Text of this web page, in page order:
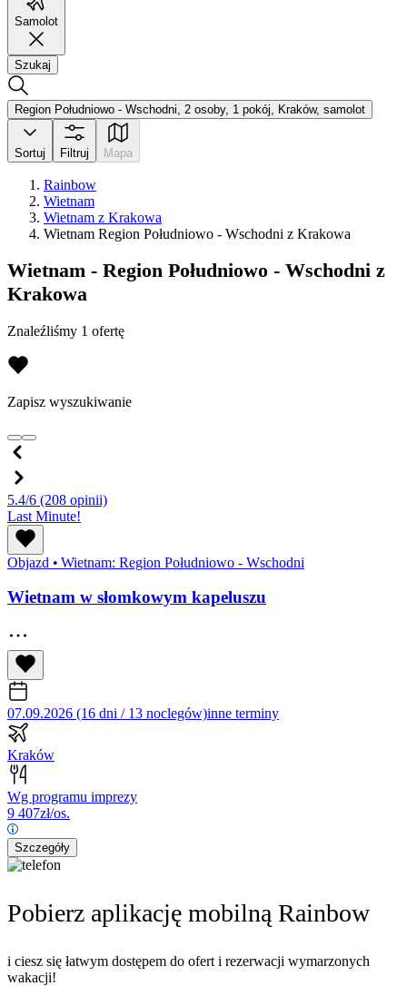
Samolot
Szukaj
Region Południowo - Wschodni, 2 osoby, 1 pokój, Kraków, samolot
Sortuj Filtruj Mapa
Rainbow
Wietnam
Wietnam z Krakowa
Wietnam Region Południowo - Wschodni z Krakowa
Wietnam - Region Południowo - Wschodni z
Krakowa
Znaleźliśmy 1 ofertę
Zapisz wyszukiwanie
5.4/6 (208 opinii)
Last Minute!
Objazd • Wietnam: Region Południowo - Wschodni
Wietnam w słomkowym kapeluszu
07.09.2026 (16 dni / 13 noclegów)inne terminy
Kraków
Wg programu imprezy
9 407zł/os.
Szczegóły
Pobierz aplikację mobilną Rainbow
i ciesz się łatwym dostępem do ofert i rezerwacji wymarzonych
wakacji!